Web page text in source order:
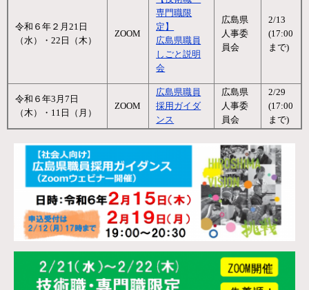
令和６年２月21日
（水）・22日（木）
ZOOM
専門職限
定】
広島県職員
しごと説明
会
広島県
人事委
員会
2/13
​(17:00
まで)
令和６年3月7日
（木）・11日（月）
ZOOM
広島県職員
採用ガイダ
ンス
広島県
人事委
員会
2/29
​(17:00
まで)